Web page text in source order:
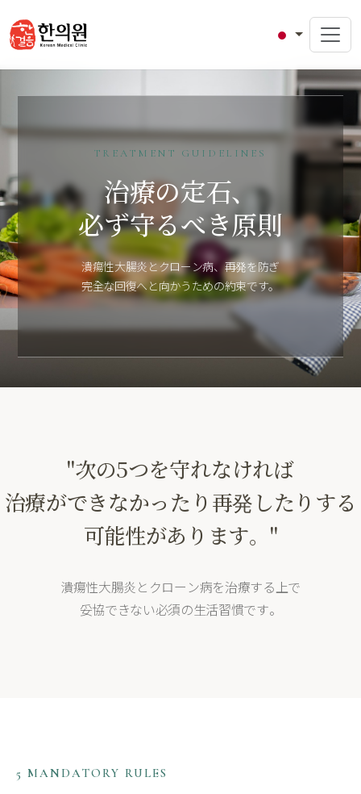
TREATMENT GUIDELINES
治療の定石、
必ず守るべき原則
潰瘍性大腸炎とクローン病、再発を防ぎ
完全な回復へと向かうための約束です。
"次の5つを守れなければ
治療ができなかったり再発したりする
可能性があります。"
潰瘍性大腸炎とクローン病を治療する上で
妥協できない必須の生活習慣です。
5 MANDATORY RULES